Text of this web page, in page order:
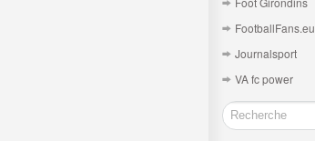
FootballFans.eu
Journalsport
VA fc power